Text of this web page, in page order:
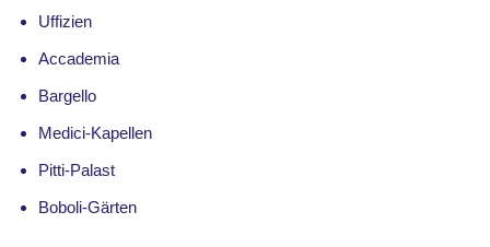
Uffizien
Accademia
Bargello
Medici-Kapellen
Pitti-Palast
Boboli-Gärten